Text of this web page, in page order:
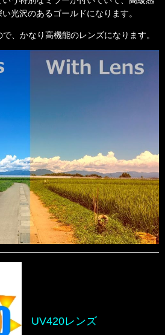
光沢のあるゴールドになります。
、かなり高機能のレンズになります。
UV420レンズ